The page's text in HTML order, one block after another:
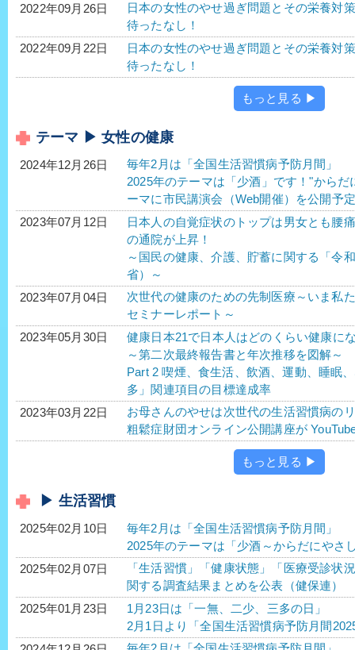
2022年09月26日
日本の女性のやせ過ぎ問題とその栄養対
待ったなし！
2022年09月22日
日本の女性のやせ過ぎ問題とその栄養対
待ったなし！
もっと見る ▶
テーマ ▶ 女性の健康
2024年12月26日
毎年2月は「全国生活習慣病予防月間」
2025年のテーマは「少酒」です！"から
ーマに市民講演会（Web開催）を公開予定
2023年07月12日
日本人の自覚症状のトップは男女とも腰
の通院が上昇！
～国民の健康、介護、貯蓄に関する「令
省）～
2023年07月04日
次世代の健康のための先制医療～いま私
セミナーレポート～
2023年05月30日
健康日本21で日本人はどのくらい健康に
～第二次最終報告書と年次推移を図解～
Part 2 喫煙、食生活、飲酒、運動、睡眠
多」関連項目の目標達成率
2023年03月22日
お母さんのやせは次世代の生活習慣病の
粗鬆症財団オンライン公開講座が
もっと見る ▶
▶ 生活習慣
2025年02月10日
毎年2月は「全国生活習慣病予防月間」
2025年のテーマは「少酒～からだにやさ
2025年02月07日
「生活習慣」「健康状態」「医療受診状
関する調査結果まとめを公表（健保連）
2025年01月23日
1月23日は「一無、二少、三多の日」
2月1日より「全国生活習慣病予防月間